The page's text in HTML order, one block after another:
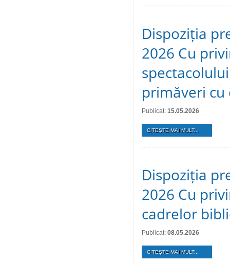
Dispoziția
2026 Cu
spectacolului
primăveri cu
Publicat: 15.05.2026
CITEŞTE MAI MULT...
Dispoziția
2026 Cu
cadrelor
Publicat: 08.05.2026
CITEŞTE MAI MULT...